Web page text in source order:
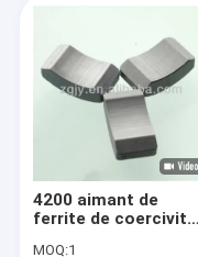
4200 aimant de
ferrite de coercivité
MOQ:1